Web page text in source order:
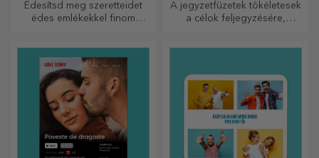
Édesítsd meg szeretteidet
édes emlékekkel finom
A jegyzetfüzetek tökéletesek
a célok feljegyzésére,